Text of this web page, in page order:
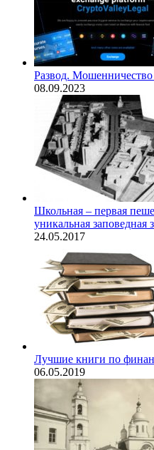
Развод.
08.09.2023
Школьная – первая
уникальная заповедная
24.05.2017
Лучшие книги по
06.05.2019